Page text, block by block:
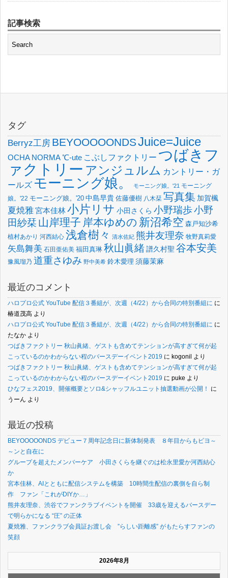
記事検索
タグ
Berryz工房 BEYOOOOONDSJuice=Juice
OCHA NORMA℃-ute こぶしファクトリー つばきフ
ァクトリー アンジュルム カントリー・ガ
ールズ モーニング娘。 モーニング娘。'21 モーニング
娘。'22 モーニング娘。'20 中島早貴 佐藤優樹 八木栞 写真集 加賀楓
夏焼雅宮本佳林小片リサ 小田さくら 小野瑞歩小野
田紗栞 山岸理子 岸本ゆめの 新沼希空 森戸知沙希
植村あかり 河西結心 浅倉樹々 清水佐紀 熊井友理奈 牧野真莉愛
矢島舞美 石田亜佑美 福田真琳 秋山眞緒譜久村聖 谷本安美
豫風瑠乃 道重さゆみ 野中美希 鈴木愛理 須藤茉麻
最近のコメント
ハロプロ公式 YouTube 配信３番組が、次週（4/22）から合同の特別番組に に
椿道茂高 より
ハロプロ公式 YouTube 配信３番組が、次週（4/22）から合同の特別番組に に
たなか より
つばきファクトリー 秋山眞緒、ゲストも含めてテンションが高すぎて何が起
こっているのかわからない程のバースデーイベント2019 に kogonil より
つばきファクトリー 秋山眞緒、ゲストも含めてテンションが高すぎて何が起
こっているのかわからない程のバースデーイベント2019 に puke より
ひなフェス2019、開催概要とソロ&シャッフルユニット抽選動画が公開！
に
うーん より
最近の投稿
BEYOOOOONDS デビュー７周年記念日に新体制発表 ８年目からもビヨ～
～ンと自在に
グループを超えたメンバーケア 小田さくらを継ぐのは松永里愛か河西結心
か
宮本佳林、AIとともに配信システムを構築 10時間生配信の裏側を自ら制
作 ファン「これがDIYか…」
熊井友理奈、渋谷でファンクラブイベントを開催 33歳を迎えるバースデー
で明らかになる “圧” の正体
夏焼雅、ファンクラブ会員証お渡し会 ”らしい距離感” がもたらすファンの
笑顔
2026年8月